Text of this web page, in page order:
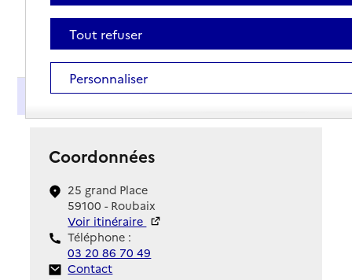
Présentation
Coordonnées
25 grand Place
59100 - Roubaix
Voir itinéraire
Téléphone :
03 20 86 70 49
Contact
Contact
Tout refuser
Personnaliser